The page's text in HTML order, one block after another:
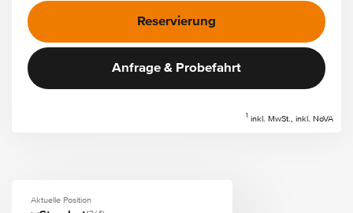
Reservierung
Anfrage & Probefahrt
1 inkl. MwSt., inkl. NoVA
Aktuelle Position